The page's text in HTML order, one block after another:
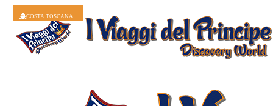
COSTA DELIZIOSA
COSTA FORTUNA
COSTA FASCINOSA
COSTA SMERALDA
COSTA PACIFICA
COSTA SMERALDA
COSTA TOSCANA
COSTA FASCINOSA
COSTA TOSCANA
COSTA TOSCANA